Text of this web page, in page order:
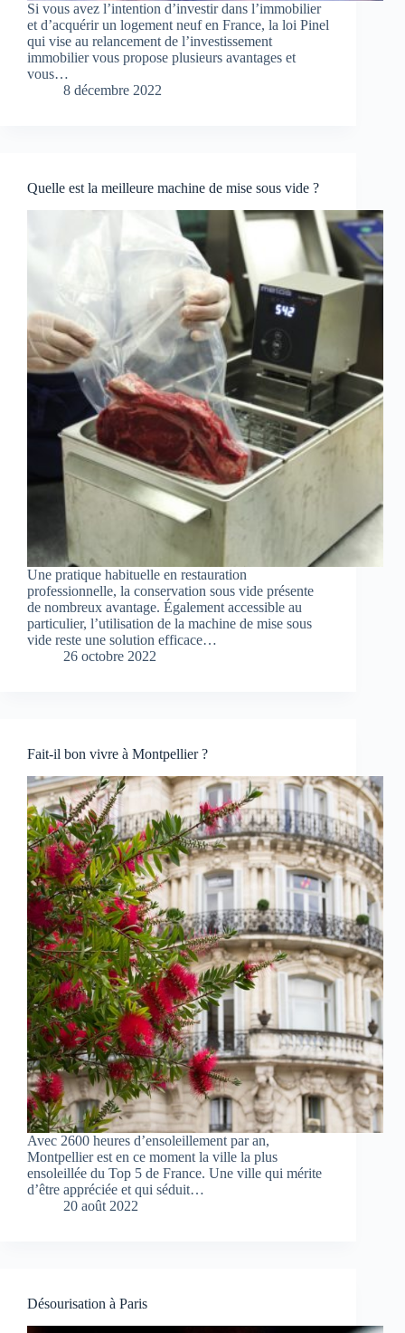
Si vous avez l’intention d’investir dans l’immobilier
et d’acquérir un logement neuf en France, la loi Pinel
qui vise au relancement de l’investissement
immobilier vous propose plusieurs avantages et
vous…
8 décembre 2022
Quelle est la meilleure machine de mise sous vide ?
Une pratique habituelle en restauration
professionnelle, la conservation sous vide présente
de nombreux avantage. Également accessible au
particulier, l’utilisation de la machine de mise sous
vide reste une solution efficace…
26 octobre 2022
Fait-il bon vivre à Montpellier ?
Avec 2600 heures d’ensoleillement par an,
Montpellier est en ce moment la ville la plus
ensoleillée du Top 5 de France. Une ville qui mérite
d’être appréciée et qui séduit…
20 août 2022
Désourisation à Paris